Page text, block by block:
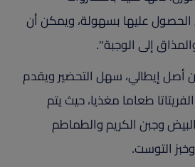
الحصول عليها بسهولة، ويمكن أن
إلى الوجبة".
أصل إيطالي، سهل التحضير ويقدم
طعاما مغذيا، حيث يتم
وجبن الكريم والطماطم
التوست.